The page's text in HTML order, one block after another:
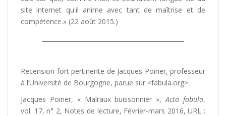
site internet qu'il anime avec tant de maîtrise et de
compétence.» (22 août 2015.)
Recension fort pertinente de Jacques Poirier, professeur
à l’Université de Bourgogne, parue sur <fabula.org>:
Jacques Poirier, « Malraux buissonnier »,Acta fabula,
vol. 17, n° 2, Notes de lecture, Février-mars 2016, URL :